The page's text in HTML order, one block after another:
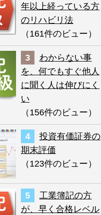
年以上経っている方
のリハビリ法
（ 161件のビュー）
わからない事
を、何でもすぐ他人
に聞く人は伸びにく
い
（ 156件のビュー ）
投資有価証券の
期末評価
（ 123件のビュー）
工業簿記の方
が、早く合格レベル